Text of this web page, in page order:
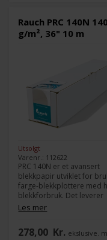
Rauch PRC 140N 140
g/m², 36" 10 m
Utsolgt
Varenr.: 112622
PRC 140N er et avansert
blekkpapir utviklet for
farge-blekkplottere med
blekkforbruk. Det leverer
imponerende resultater
fullt utfallende utskrifter
kantdefinisjon og intens
Les mer
278,00 Kr. ekslusive.